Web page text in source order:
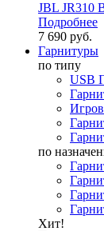
JBL JR310
Подробнее
7 690 руб.
Гарнитуры
по типу
USB
по
Хит!